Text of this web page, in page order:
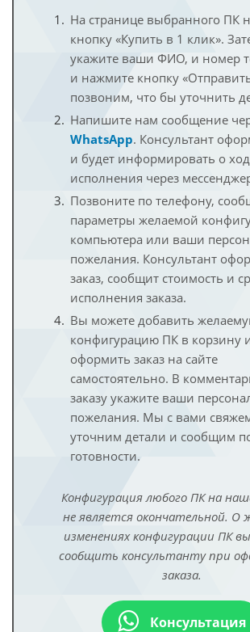
На странице выбранного ПК
кнопку «Купить в 1 клик».
укажите ваши ФИО, и номер
и нажмите кнопку
позвоним, что бы уточнить
Напишите нам сообщение
WhatsApp. Консультант
и будет информировать о
исполнения через
Позвоните по телефону,
параметры желаемой
компьютера или ваши
пожелания. Консультант
заказ, сообщит стоимость и
исполнения заказа.
Вы можете добавить
конфигурацию ПК в корзину
оформить заказ на сайте
самостоятельно. В
заказу укажите ваши
пожелания. Мы с вами
уточним детали и сообщим
готовности.
Конфигурация любого ПК на
не является окончательной. О
изменениях конфигурации ПК
сообщить консультанту при
заказа.
Консультация